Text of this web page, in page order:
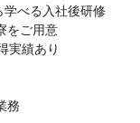
べる入社後研修
をご用意
実績あり
務